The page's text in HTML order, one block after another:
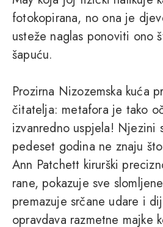
fotokopirana, no ona je
usteže naglas ponoviti ono
šapuću.
Prozirna Nizozemska kuća
čitatelja: metafora je tako
izvanredno uspjela! Njezini
pedeset godina ne znaju
Ann Patchett kirurški
rane, pokazuje sve
premazuje srčane udare i
opravdava razmetne majke